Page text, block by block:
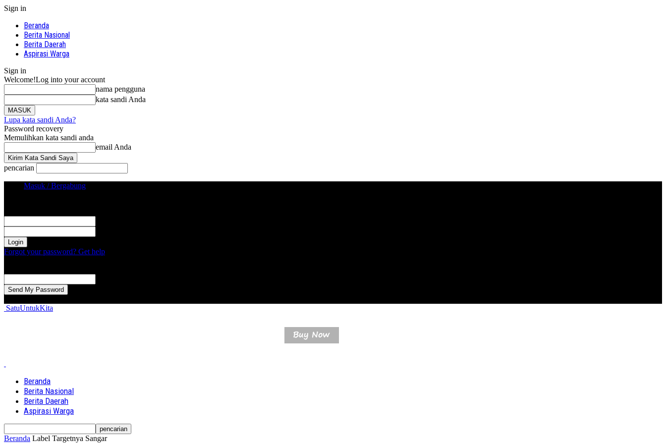
Sign in
Beranda
Berita Nasional
Berita Daerah
Aspirasi Warga
Sign in
Welcome!Log into your account
nama pengguna
kata sandi Anda
Lupa kata sandi Anda?
Password recovery
Memulihkan kata sandi anda
email Anda
pencarian
Masuk / Bergabung
Forgot your password? Get help
SatuUntukKita
Beranda
Berita Nasional
Berita Daerah
Aspirasi Warga
Beranda Label Targetnya Sangar